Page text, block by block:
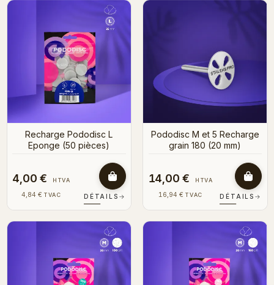
Recharge Pododisc L
Eponge (50 pièces)
4,00 € HTVA
4,84 € TVAC DÉTAILS →
Pododisc M et 5 Recharge
grain 180 (20 mm)
14,00 € HTVA
16,94 € TVAC DÉTAILS →